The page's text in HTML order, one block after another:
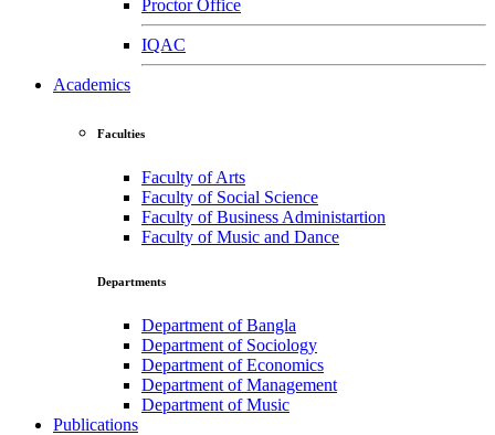
Proctor Office
IQAC
Academics
Faculties
Faculty of Arts
Faculty of Social Science
Faculty of Business Administartion
Faculty of Music and Dance
Departments
Department of Bangla
Department of Sociology
Department of Economics
Department of Management
Department of Music
Publications